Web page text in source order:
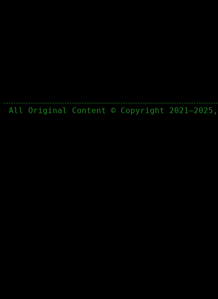
All Original Content © Copyright